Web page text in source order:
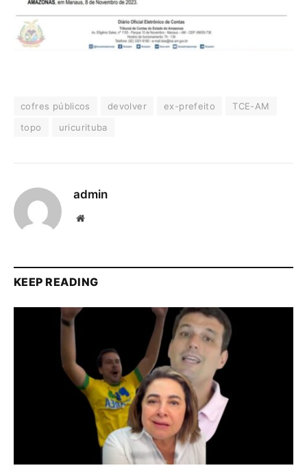
cofres públicos devolver ex-prefeito
TCE-AM
topo
uricurituba
admin
Website
KEEP READING